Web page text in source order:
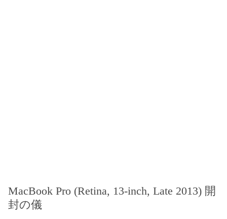
MacBook Pro (Retina, 13-inch, Late 2013) 開
封の儀